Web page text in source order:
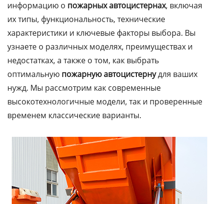
информацию о пожарных автоцистернах, включая
их типы, функциональность, технические
характеристики и ключевые факторы выбора. Вы
узнаете о различных моделях, преимуществах и
недостатках, а также о том, как выбрать
оптимальную пожарную автоцистернудля ваших
нужд. Мы рассмотрим как современные
высокотехнологичные модели, так и проверенные
временем классические варианты.